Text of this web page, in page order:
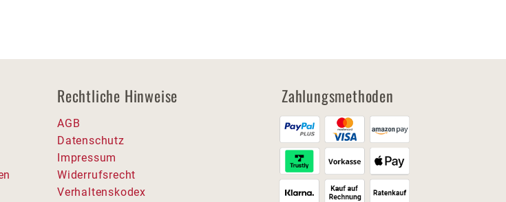
Rechtliche Hinweise
AGB
Datenschutz
Impressum
Widerrufsrecht
Verhaltenskodex
Zahlungsmethoden